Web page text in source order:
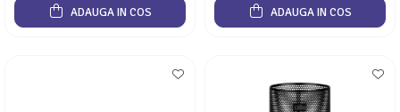
ADAUGA IN COS ADAUGA IN COS